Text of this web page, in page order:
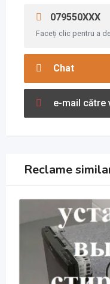
079550XXX
Faceți clic pentru a
Chat
e-mail către
Reclame